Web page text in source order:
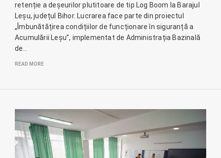
retenție a deșeurilor plutitoare de tip Log Boom la Barajul
Leșu, județul Bihor. Lucrarea face parte din proiectul
„Îmbunătățirea condițiilor de funcționare în siguranță a
Acumulării Leșu”, implementat de Administrația Bazinală
de…
READ MORE